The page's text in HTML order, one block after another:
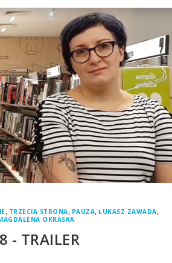
, TRZECIA STRONA, PAUZA,ŁUKASZ ZAWADA,
OKRASKA
- TRAILER